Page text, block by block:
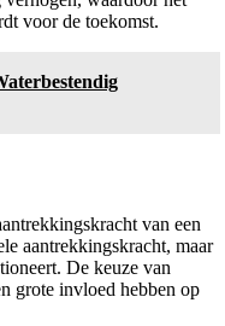
voor de toekomst.
van een
aantrekkingskracht, maar
De keuze van
grote invloed hebben op